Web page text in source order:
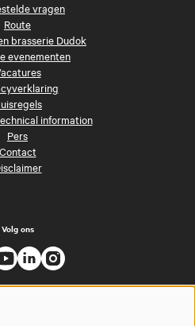
vragen
Route
brasserie Dudok
evenementen
information
Pers
Contact
Volg ons